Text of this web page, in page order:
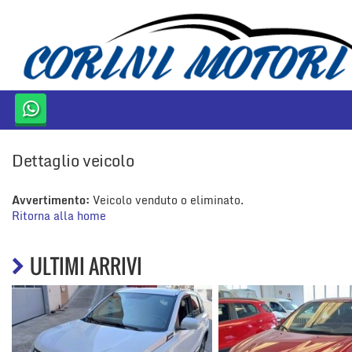
AZIENDA
LISTA VEICOLI
ACQUISTIAMO USATO
CONTATTI
Dettaglio veicolo
Avvertimento: Veicolo venduto o eliminato.
Ritorna alla home
ULTIMI ARRIVI